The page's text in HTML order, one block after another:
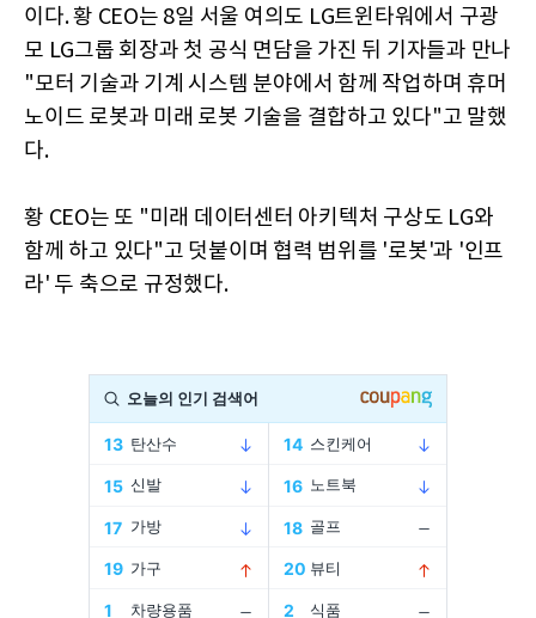
이다. 황 CEO는 8일 서울 여의도 LG트윈타워에서 구광
모 LG그룹 회장과 첫 공식 면담을 가진 뒤 기자들과 만나
"모터 기술과 기계 시스템 분야에서 함께 작업하며 휴머
노이드 로봇과 미래 로봇 기술을 결합하고 있다"고 말했
다.
황 CEO는 또 "미래 데이터센터 아키텍처 구상도 LG와
함께 하고 있다"고 덧붙이며 협력 범위를 '로봇'과 '인프
라' 두 축으로 규정했다.